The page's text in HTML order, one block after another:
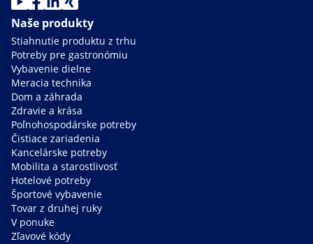
Naše produkty
Stiahnutie produktu z trhu
Potreby pre gastronómiu
Vybavenie dielne
Meracia technika
Dom a záhrada
Zdravie a krása
Poľnohospodárske potreby
Čistiace zariadenia
Kancelárske potreby
Mobilita a starostlivosť
Hotelové potreby
Športové vybavenie
Tovar z druhej ruky
V ponuke
Zľavové kódy